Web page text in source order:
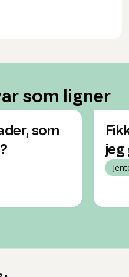
som ligner
som
jeg